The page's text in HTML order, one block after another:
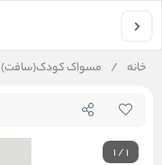
خانه / مسواک کودک(سافت)
1/1